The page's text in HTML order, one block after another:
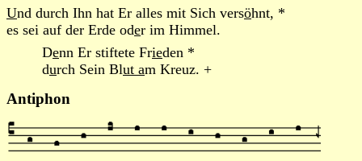
Und durch Ihn hat Er alles mit Sich versöhnt, *
es sei auf der Erde oder im Himmel.
Denn Er stiftete Frieden *
durch Sein Blut am Kreuz. +
Antiphon